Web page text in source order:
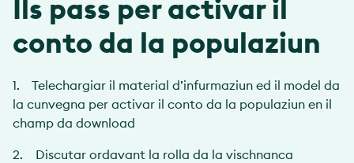
Ils pass per activar il
conto da la populaziun
1. Telechargiar il material d’infurmaziun ed il model da
la cunvegna per activar il conto da la populaziun en il
champ da download
2. Discutar ordavant la rolla da la vischnanca